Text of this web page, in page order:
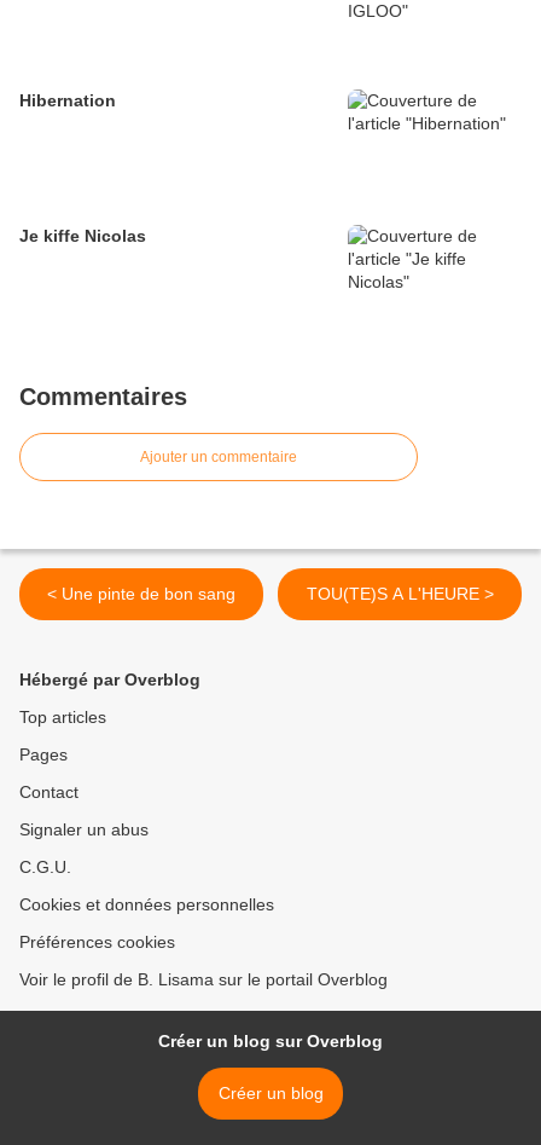
Hibernation
Je kiffe Nicolas
Commentaires
Ajouter un commentaire
< Une pinte de bon sang TOU(TE)S A L'HEURE >
Hébergé par Overblog
Top articles
Pages
Contact
Signaler un abus
C.G.U.
Cookies et données personnelles
Préférences cookies
Voir le profil de B. Lisama sur le portail Overblog
Créer un blog sur Overblog
Créer un blog